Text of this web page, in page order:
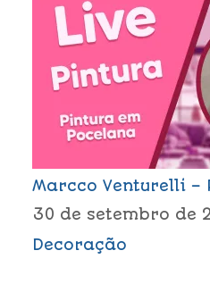
Marcco Venturelli –
30 de setembro de
Decoração